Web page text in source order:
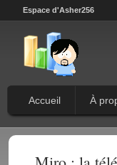
Espace d'Asher256
Accueil À